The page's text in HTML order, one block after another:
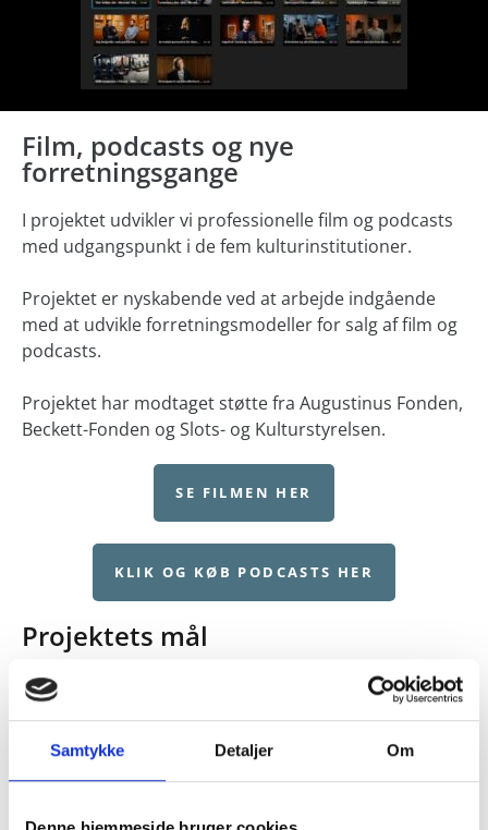
Samtykke Detaljer Om
Film, podcasts og nye
forretningsgange
I projektet udvikler vi professionelle film og podcasts
med udgangspunkt i de fem kulturinstitutioner.
Projektet er nyskabende ved at arbejde indgående
med at udvikle forretningsmodeller for salg af film og
podcasts.
Projektet har modtaget støtte fra Augustinus Fonden,
Beckett-Fonden og Slots- og Kulturstyrelsen.
SE FILMEN HER
KLIK OG KØB PODCASTS HER
Projektets mål
Der arbejdes professionelt med nye film- og
podcastformater, som udgives via eksisterende
Et brugerpanel etableres og inddrages igennem
en række workshops og arrangementer.